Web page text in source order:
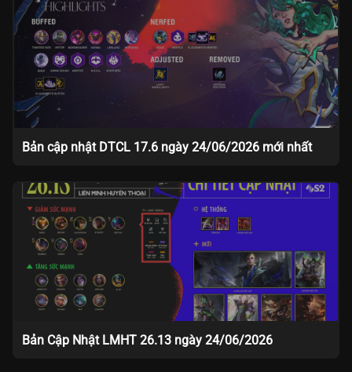
Bản cập nhật DTCL 17.6 ngày 24/06/2026 mới nhất
Bản Cập Nhật LMHT 26.13 ngày 24/06/2026